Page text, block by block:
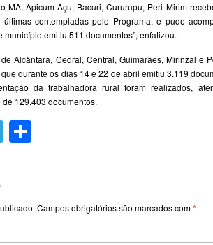
MA, Apicum Açu, Bacuri, Cururupu, Peri Mirim
contempladas pelo Programa, e pude
emitiu 511 documentos”, enfatizou.
Alcântara, Cedral, Central, Guimarães, Mirinzal e
durante os dias 14 e 22 de abril emitiu 3.119
da trabalhadora rural foram realizados,
129.403 documentos.
Telegram
Campos obrigatórios são marcados com*